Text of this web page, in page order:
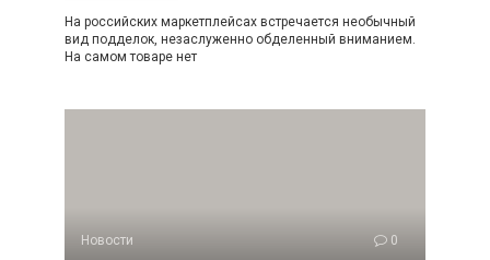
На российских маркетплейсах встречается необычный
вид подделок, незаслуженно обделенный вниманием.
На самом товаре нет
Новости 0